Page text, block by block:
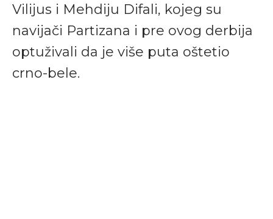
Vilijus i Mehdiju Difali, kojeg su
navijači Partizana i pre ovog derbija
optuživali da je više puta oštetio
crno-bele.